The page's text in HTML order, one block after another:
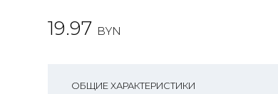
19.97 BYN
ОБЩИЕ ХАРАКТЕРИСТИКИ